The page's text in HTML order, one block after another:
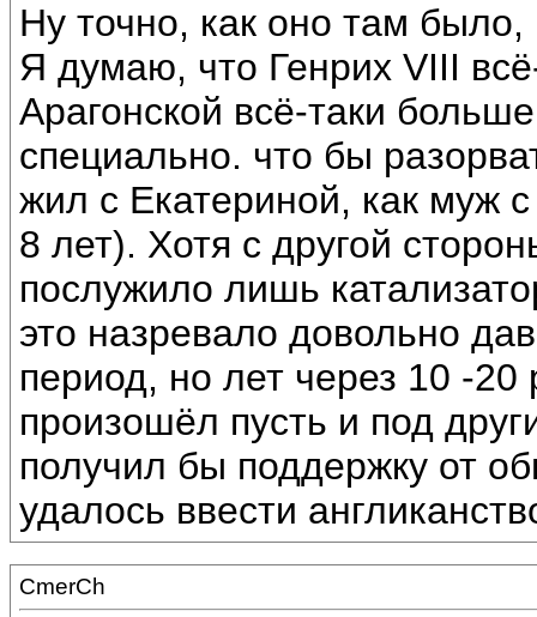
Ну точно, как оно там
Я думаю, что Генрих VIII
Арагонской всё-таки
специально. что бы
жил с Екатериной, как муж
8 лет). Хотя с другой
послужило лишь
это назревало довольно
период, но лет через 10 -
произошёл пусть и под
получил бы поддержку от
удалось ввести
CmerCh